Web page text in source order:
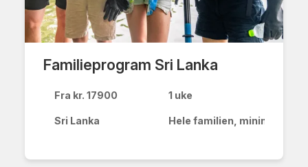
Familieprogram Sri Lanka
Fra kr. 17900 1 uke
Sri Lanka Hele familien, minimum 6 år